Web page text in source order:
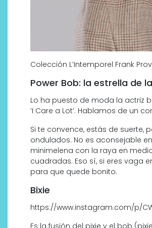
Colección L’Intemporel Frank
Power Bob: la estrella de
Lo ha puesto de moda la actriz
‘I Care a Lot’. Hablamos de un
Si te convence, estás de suerte,
ondulados. No es aconsejable
minimelena con la raya en
cuadradas. Eso sí, si eres vaga
para que quede bonito.
Bixie
https://www.instagram.com/p/
Es la fusión del pixie y el bob
¿Qué revelan
de Alexia
sobre la nueva
objeto-artista?